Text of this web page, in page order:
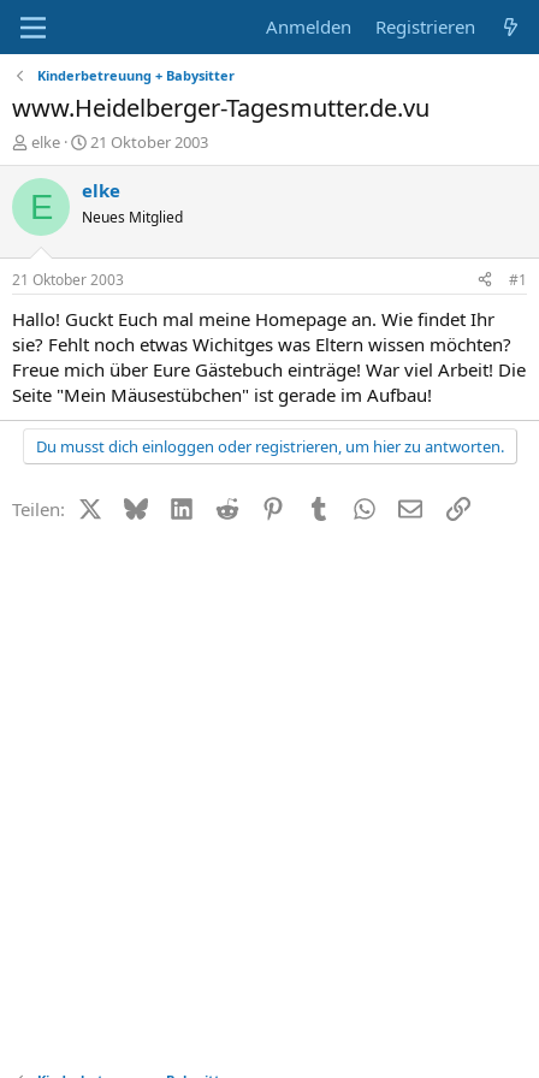
Anmelden Registrieren
Kinderbetreuung + Babysitter
www.Heidelberger-Tagesmutter.de.vu
E
r
s
e
r
elke
E
r
s
e
l
t
a
21 Oktober 2003
E elke
Neues Mitglied
21 Oktober 2003 #1
Hallo! Guckt Euch mal meine Homepage an. Wie findet Ihr
sie? Fehlt noch etwas Wichitges was Eltern wissen möchten?
Freue mich über Eure Gästebuch einträge! War viel Arbeit! Die
Seite "Mein Mäusestübchen" ist gerade im Aufbau!
Du musst dich einloggen oder registrieren, um hier zu antworten.
Teilen: X (Twitter)
BlueskyLinkedIn
Reddit PinterestTumblr WhatsApp
E-MailLink